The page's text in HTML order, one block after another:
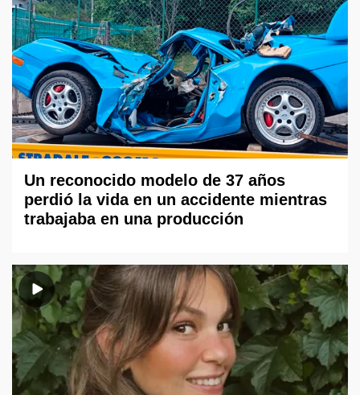
Un reconocido modelo de 37 años
perdió la vida en un accidente mientras
trabajaba en una producción